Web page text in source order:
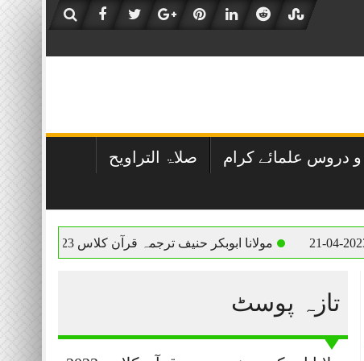
دروس علمائے کرام صلاۃ التراویح
مولانا ابوبکر حنیف ترجمہ قرآن کلاس 2023-05-01
تازہ پوسٹ